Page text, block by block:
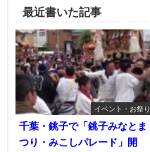
最近書いた記事
イベント・お祭り
千葉・銚子で「銚子みなとま
つり・みこしパレード」開